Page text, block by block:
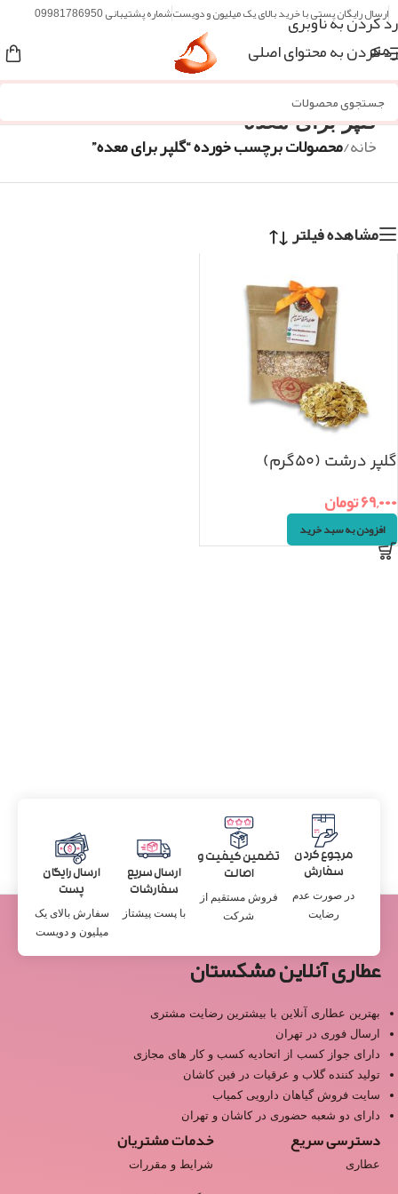
رد کردن به ناوبری
رد کردن به محتوای اصلی
ارسال رایگان پستی با خرید بالای یک میلیون و دویستشماره پشتیبانی 09981786950
منو
گلپر برای معده
خانه/محصولات برچسب خورده “گلپر برای معده”
مشاهده فیلتر
گلپر درشت (۵۰گرم)
۶۹,۰۰۰تومان
افزودن به سبد خرید
مرجوع کردن
سفارش
در صورت عدم
رضایت
تضمین کیفیت و
اصالت
فروش مستقیم از
شرکت
ارسال سریع
سفارشات
با پست پیشتاز
ارسال رایگان
پست
سفارش بالای یک
میلیون و دویست
عطاری آنلاین مشکستان
بهترین عطاری آنلاین با بیشترین رضایت مشتری
ارسال فوری در تهران
دارای جواز کسب از اتحادیه کسب و کار های مجازی
تولید کننده گلاب و عرقیات در فین کاشان
سایت فروش گیاهان دارویی کمیاب
دارای دو شعبه حضوری در کاشان و تهران
دسترسی سریع
عطاری
خدمات مشتریان
شرایط و مقررات